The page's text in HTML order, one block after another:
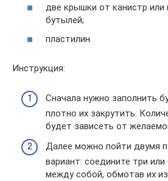
две крышки от канистр или
бутылей;
пластилин.
Инструкция:
Сначала нужно заполнить
плотно их закрутить.
будет зависеть от
Далее можно пойти двумя
вариант: соедините три
между собой, обмотав их